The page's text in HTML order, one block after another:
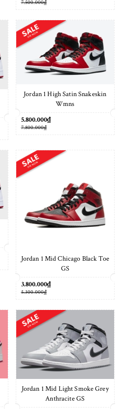
7.500.000₫
Jordan 1 High Satin Snakeskin
Wmns
5.800.000₫
7.800.000₫
Jordan 1 Mid Chicago Black Toe
GS
3.800.000₫
5.300.000₫
Jordan 1 Mid Light Smoke Grey
Anthracite GS